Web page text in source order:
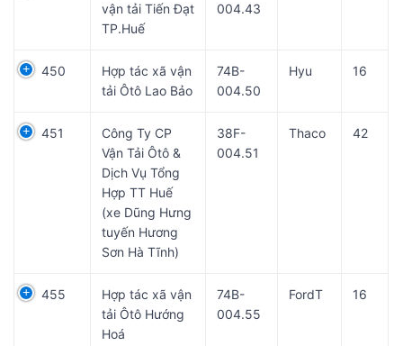
vận tải Tiến Đạt
TP.Huế
004.43
450
Hợp tác xã vận
tải Ôtô Lao Bảo
74B-
004.50
Hyu 16
451
Công Ty CP
Vận Tải Ôtô &
Dịch Vụ Tổng
Hợp TT Huế
(xe Dũng Hưng
tuyến Hương
Sơn Hà Tĩnh)
38F-
004.51
Thaco 42
455
Hợp tác xã vận
tải Ôtô Hướng
Hoá
74B-
004.55
FordT 16